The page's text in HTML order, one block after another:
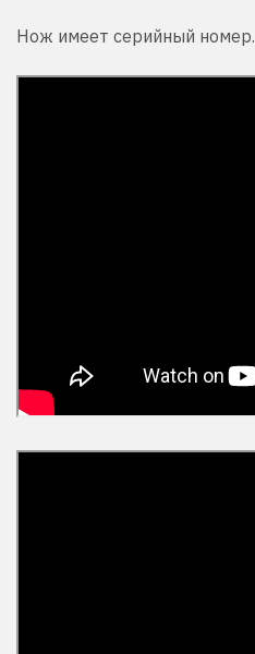
Нож имеет серийный номер.